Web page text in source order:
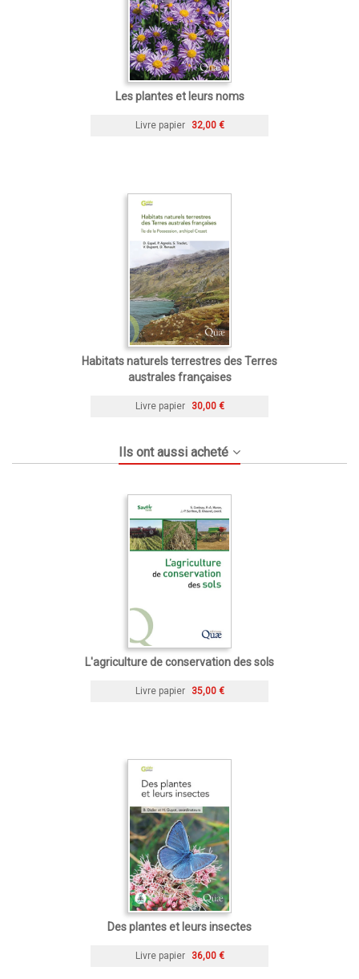
Les plantes et leurs noms
Livre papier 32,00 €
Habitats naturels terrestres des Terres
australes françaises
Livre papier 30,00 €
Ils ont aussi acheté
L'agriculture de conservation des sols
Livre papier 35,00 €
Des plantes et leurs insectes
Livre papier 36,00 €